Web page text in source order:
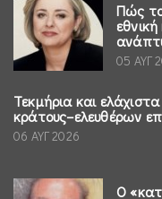
Πώς
05 ΑΥΓ
Τεκμήρια και
κράτους–ελευθέρων
06 ΑΥΓ 2026
Ο